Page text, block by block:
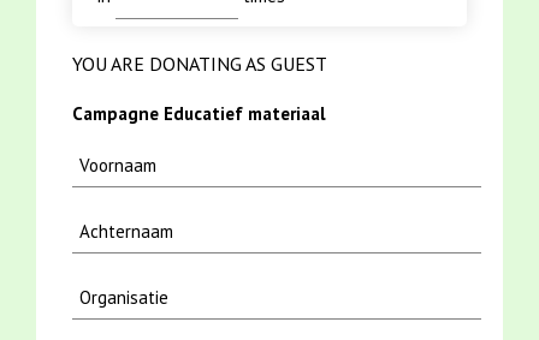
YOU ARE DONATING AS GUEST
Campagne Educatief materiaal